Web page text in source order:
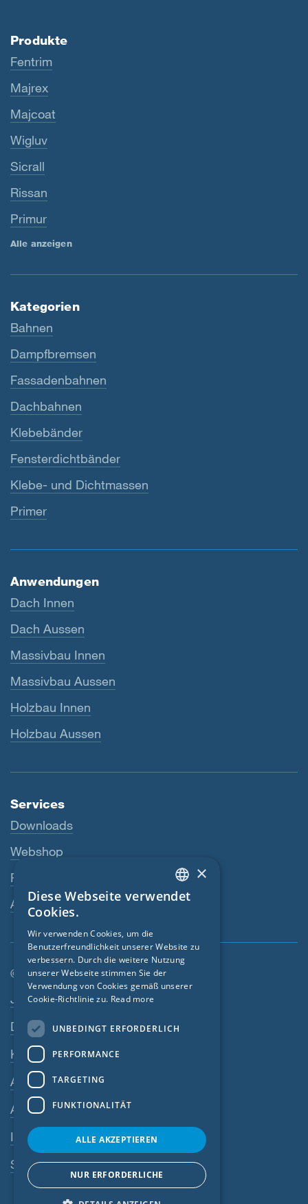
Produkte
Fentrim
Majrex
Majcoat
Wigluv
Sicrall
Rissan
Primur
Alle anzeigen
Kategorien
Bahnen
Dampfbremsen
Fassadenbahnen
Dachbahnen
Klebebänder
Fensterdichtbänder
Klebe- und Dichtmassen
Primer
Anwendungen
Dach Innen
Dach Aussen
Massivbau Innen
Massivbau Aussen
Holzbau Innen
Holzbau Aussen
Services
Downloads
Webshop
Fachhändler
Ansprechperson
© SIGA 2026
Footer-Navigation
Jobs
Datenschutz
Kontakt
AGB
AEB
Impressum
SIGA-Meldesystem
ENGLISH
FRENCH
CZECH
NORWEGIAN
×
Diese Webseite verwendet
Cookies.
Wir verwenden Cookies, um die
Benutzerfreundlichkeit unserer Website zu
verbessern. Durch die weitere Nutzung
unserer Webseite stimmen Sie der
Verwendung von Cookies gemäß unserer
Cookie-Richtlinie zu. Read more
UNBEDINGT ERFORDERLICH
PERFORMANCE
TARGETING
FUNKTIONALITÄT
ALLE AKZEPTIEREN
NUR ERFORDERLICHE